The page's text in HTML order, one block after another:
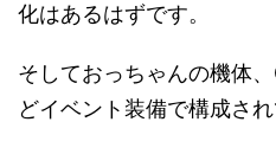
化はあるはずです。
そしておっちゃんの機体
どイベント装備で構成され